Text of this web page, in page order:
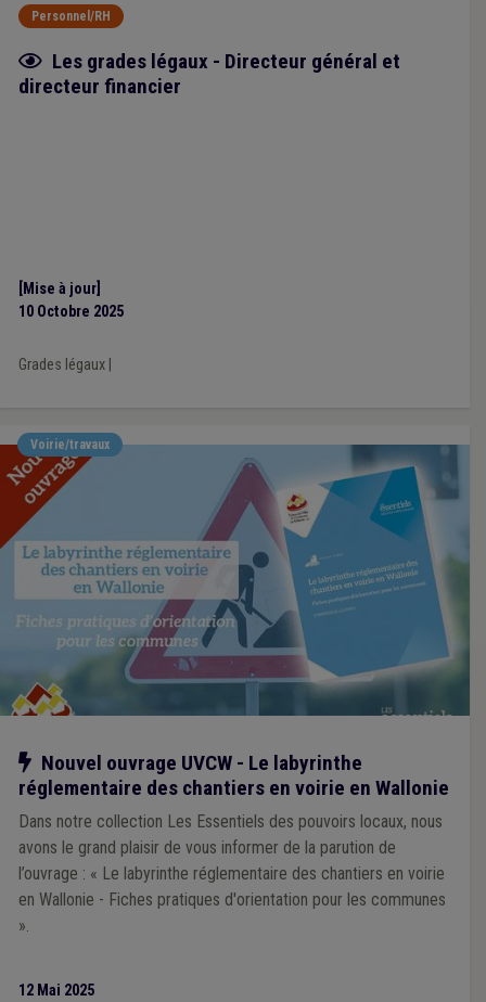
Personnel/RH
Fiche focus
Les grades légaux - Directeur général et
directeur financier
[Mise à jour]
10 Octobre 2025
Grades légaux|
Voirie/travaux
Notre action
Nouvel ouvrage UVCW - Le labyrinthe
réglementaire des chantiers en voirie en Wallonie
Dans notre collection Les Essentiels des pouvoirs locaux, nous
avons le grand plaisir de vous informer de la parution de
l’ouvrage : « Le labyrinthe réglementaire des chantiers en voirie
en Wallonie - Fiches pratiques d'orientation pour les communes
».
12 Mai 2025